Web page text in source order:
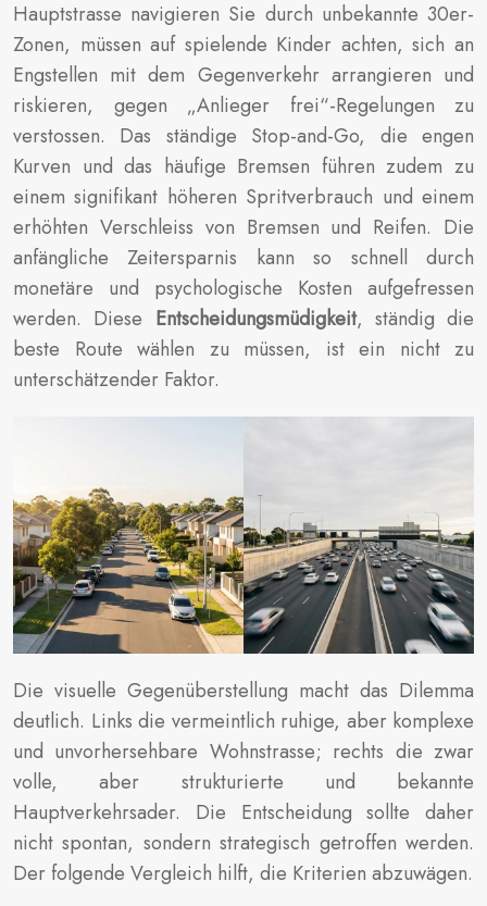
Hauptstrasse navigieren Sie durch unbekannte 30er-
Zonen, müssen auf spielende Kinder achten, sich an
Engstellen mit dem Gegenverkehr arrangieren und
riskieren, gegen „Anlieger frei“-Regelungen zu
verstossen. Das ständige Stop-and-Go, die engen
Kurven und das häufige Bremsen führen zudem zu
einem signifikant höheren Spritverbrauch und einem
erhöhten Verschleiss von Bremsen und Reifen. Die
anfängliche Zeitersparnis kann so schnell durch
monetäre und psychologische Kosten aufgefressen
werden. Diese Entscheidungsmüdigkeit, ständig die
beste Route wählen zu müssen, ist ein nicht zu
unterschätzender Faktor.
Die visuelle Gegenüberstellung macht das Dilemma
deutlich. Links die vermeintlich ruhige, aber komplexe
und unvorhersehbare Wohnstrasse; rechts die zwar
volle, aber strukturierte und bekannte
Hauptverkehrsader. Die Entscheidung sollte daher
nicht spontan, sondern strategisch getroffen werden.
Der folgende Vergleich hilft, die Kriterien abzuwägen.